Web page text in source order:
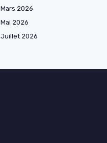
Mars 2026
Mai 2026
Juillet 2026